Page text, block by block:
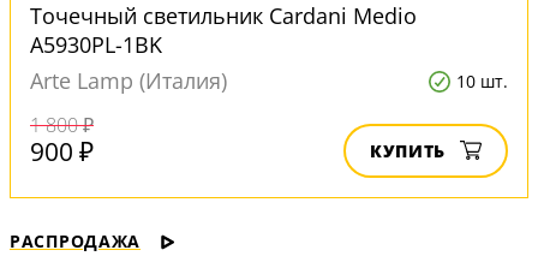
Точечный светильник Cardani Medio
A5930PL-1BK
Arte Lamp (Италия)
10 шт.
1 800 ₽
900 ₽ КУПИТЬ
РАСПРОДАЖА